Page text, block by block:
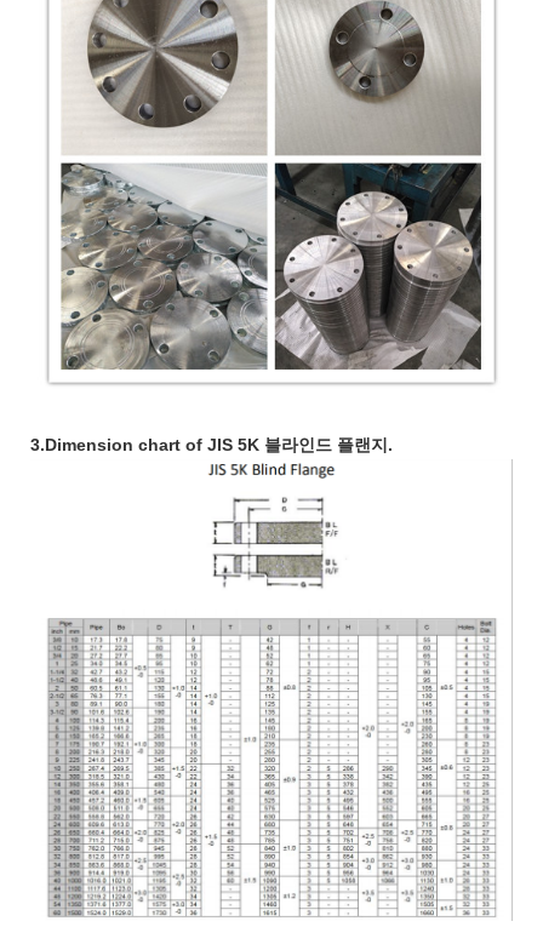
3.Dimension chart of JIS 5K 블라인드 플랜지.